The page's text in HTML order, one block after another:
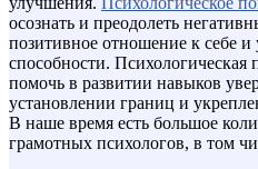
осознать и преодолеть
позитивное отношение к себе
способности.
помочь в развитии навыков
установлении границ и
В наше время есть большое
грамотных психологов, в том